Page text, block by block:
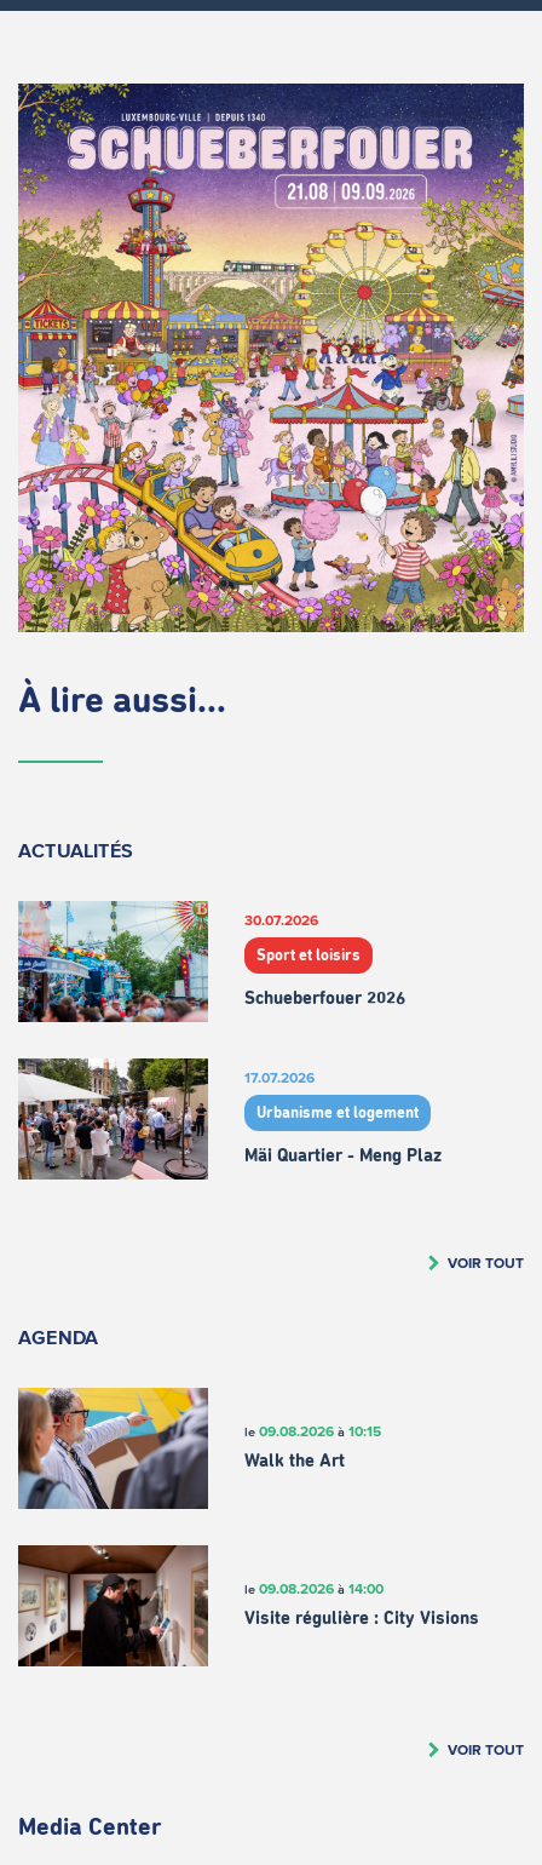
À lire aussi...
ACTUALITÉS
30.07.2026
Sport et loisirs
Schueberfouer 2026
17.07.2026
Urbanisme et logement
Mäi Quartier - Meng Plaz
VOIR TOUT
AGENDA
le 09.08.2026à 10:15
Walk the Art
le 09.08.2026à 14:00
Visite régulière : City Visions
VOIR TOUT
Media Center